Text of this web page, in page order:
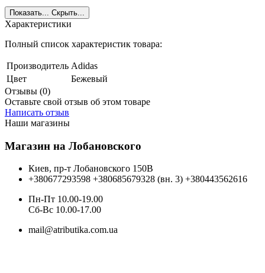
Показать... Скрыть...
Характеристики
Полный список характеристик товара:
Производитель Adidas
Цвет
Бежевый
Отзывы (0)
Оставьте свой отзыв об этом товаре
Написать отзыв
Наши магазины
Магазин на Лобановского
Киев, пр-т Лобановского 150В
+380677293598 +380685679328 (вн. 3) +380443562616
Пн-Пт 10.00-19.00
Cб-Вс 10.00-17.00
mail@atributika.com.ua